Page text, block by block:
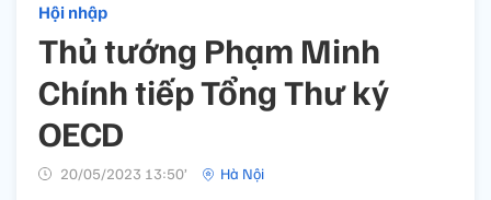
Hội nhập
Thủ tướng Phạm Minh
Chính tiếp Tổng Thư ký
OECD
20/05/2023 13:50’ Hà Nội